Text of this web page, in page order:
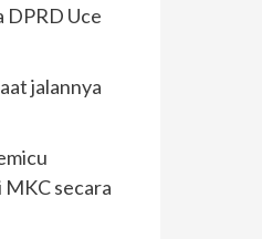
DPRD Uce
jalannya
secara